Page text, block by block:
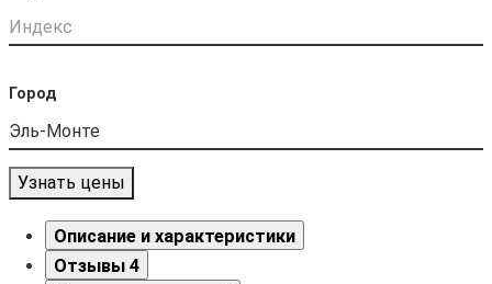
Город
Узнать цены
Описание и характеристики
Отзывы 4